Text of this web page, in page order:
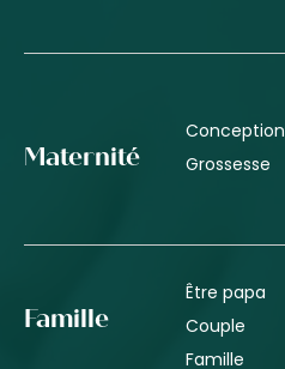
Maternité
Conception
Grossesse
Famille
Être papa
Couple
Famille